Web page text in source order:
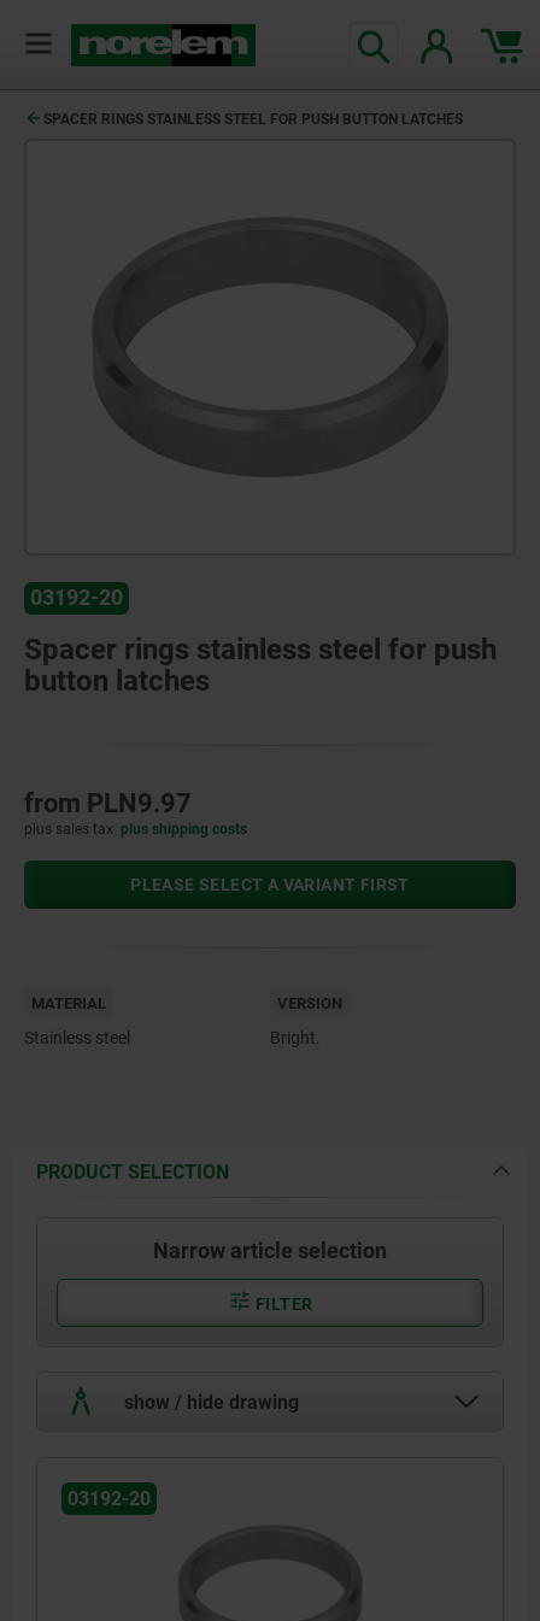
SPACER RINGS STAINLESS STEEL FOR PUSH BUTTON LATCHES
03192-20
Spacer rings stainless steel for push
button latches
from PLN9.97
plus sales tax plus shipping costs
PLEASE SELECT A VARIANT FIRST
MATERIAL
Stainless steel
VERSION
Bright.
PRODUCT SELECTION
Narrow article selection
FILTER
show / hide drawing
03192-20